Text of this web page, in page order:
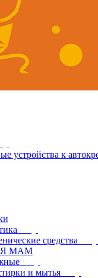
устройства к
средства
МАМ
и мытья